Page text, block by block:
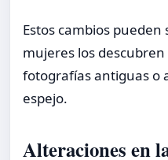
Estos cambios
mujeres los
fotografías antiguas o
espejo.
Alteraciones en